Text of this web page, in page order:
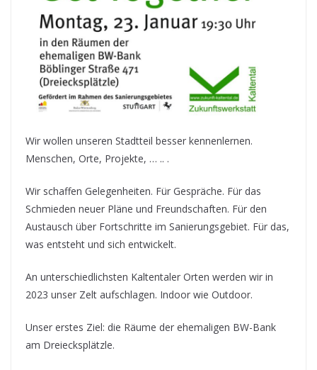
Wir wollen unseren Stadtteil besser kennenlernen.
Menschen, Orte, Projekte, … .. .
Wir schaffen Gelegenheiten. Für Gespräche. Für das
Schmieden neuer Pläne und Freundschaften. Für den
Austausch über Fortschritte im Sanierungsgebiet. Für das,
was entsteht und sich entwickelt.
An unterschiedlichsten Kaltentaler Orten werden wir in
2023 unser Zelt aufschlagen. Indoor wie Outdoor.
Unser erstes Ziel: die Räume der ehemaligen BW-Bank
am Dreiecksplätzle.